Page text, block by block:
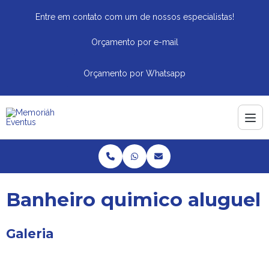
Entre em contato com um de nossos especialistas!
Orçamento por e-mail
Orçamento por Whatsapp
Banheiro quimico aluguel
Galeria